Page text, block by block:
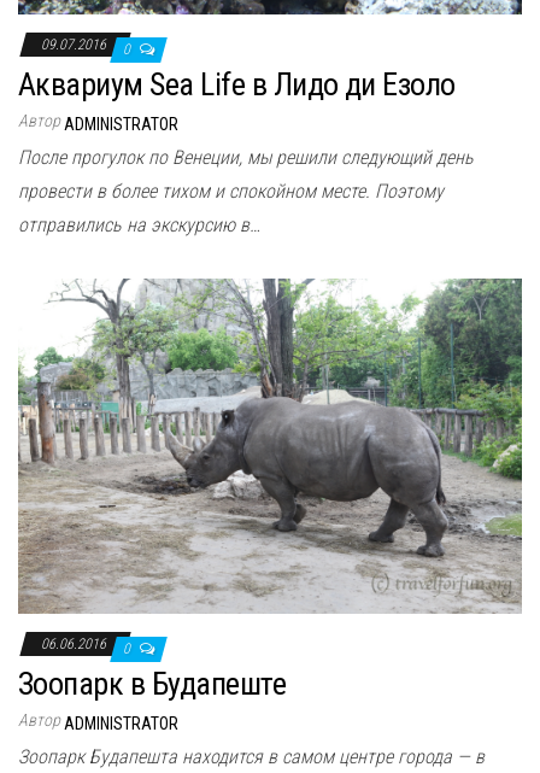
09.07.2016 0
Аквариум Sea Life в Лидо ди Езоло
АвторADMINISTRATOR
После прогулок по Венеции, мы решили следующий день
провести в более тихом и спокойном месте. Поэтому
отправились на экскурсию в…
06.06.2016 0
Зоопарк в Будапеште
АвторADMINISTRATOR
Зоопарк Будапешта находится в самом центре города — в